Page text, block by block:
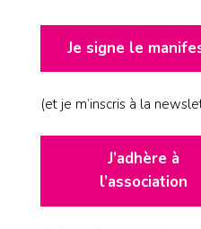
Je signe le
(et je m’inscris à la
J’adhère à
l’association